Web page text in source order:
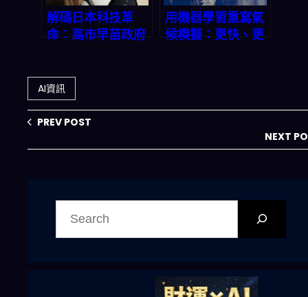
解碼日本科技革
命：高市早苗政府
Hardball with
AI、量子計算、無
人機三大命運棋子
用機器學習重寫氣
候模擬：更快、更
AI資訊
PREV POST
NEXT